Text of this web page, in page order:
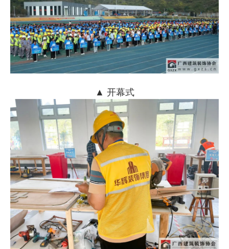
▲ 开幕式